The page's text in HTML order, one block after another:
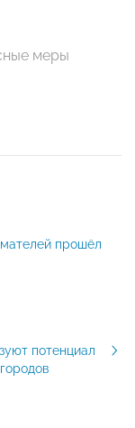
меры
прошёл
потенциал